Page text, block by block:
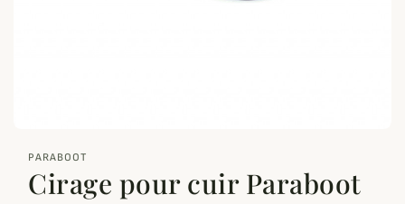
PARABOOT
Cirage pour cuir Paraboot